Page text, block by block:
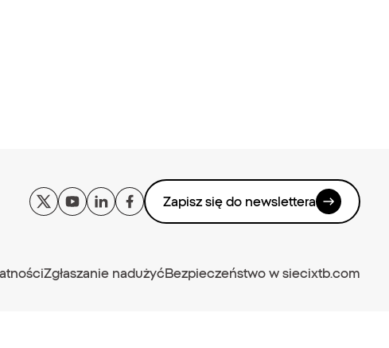
Zapisz się do newslettera
Zgłaszanie nadużyćBezpieczeństwo w siecixtb.com